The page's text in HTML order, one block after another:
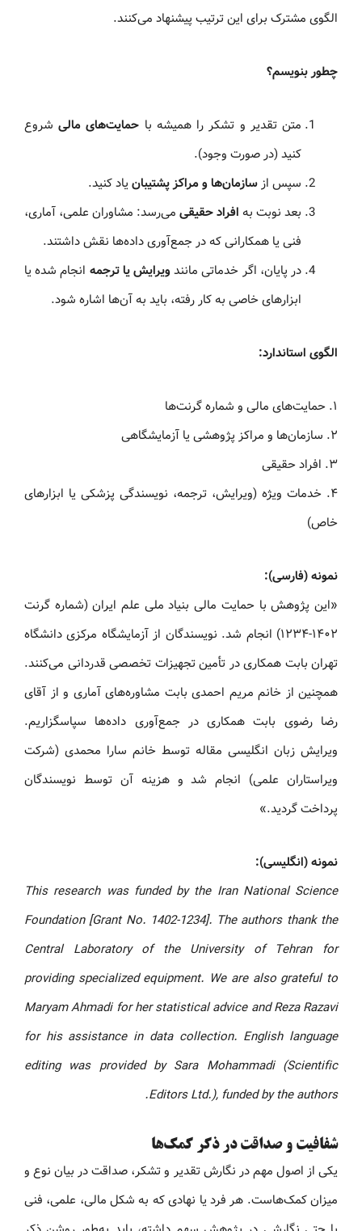
الگوی مشترک برای این ترتیب پیشنهاد می‌کنند.
چطور بنویسم؟
متن تقدیر و تشکر را همیشه با حمایت‌های مالیشروع
کنید (در صورت وجود).
سپس از سازمان‌ها و مراکز پشتیبان یاد کنید.
بعد نوبت به افراد حقیقی می‌رسد: مشاوران علمی، آماری،
فنی یا همکارانی که در جمع‌آوری داده‌ها نقش داشتند.
در پایان، اگر خدماتی مانندویرایش یا ترجمه انجام شده یا
ابزارهای خاصی به کار رفته، باید به آن‌ها اشاره شود.
الگوی استاندارد:
۱. حمایت‌های مالی و شماره گرنت‌ها
۲. سازمان‌ها و مراکز پژوهشی یا آزمایشگاهی
۳. افراد حقیقی
۴. خدمات ویژه (ویرایش، ترجمه، نویسندگی پزشکی یا ابزارهای
خاص)
نمونه (فارسی):
«این پژوهش با حمایت مالی بنیاد ملی علم ایران (شماره گرنت
۱۴۰۲-۱۲۳۴) انجام شد. نویسندگان از آزمایشگاه مرکزی دانشگاه
تهران بابت همکاری در تأمین تجهیزات تخصصی قدردانی می‌کنند.
همچنین از خانم مریم احمدی بابت مشاوره‌های آماری و از آقای
رضا رضوی بابت همکاری در جمع‌آوری داده‌ها سپاسگزاریم.
ویرایش زبان انگلیسی مقاله توسط خانم سارا محمدی (شرکت
ویراستاران علمی) انجام شد و هزینه آن توسط نویسندگان
پرداخت گردید.»
نمونه (انگلیسی):
This research was funded by the Iran National Science
Foundation [Grant No. 1402-1234]. The authors thank the
Central Laboratory of the University of Tehran for
providing specialized equipment. We are also grateful to
Maryam Ahmadi for her statistical advice and Reza Razavi
for his assistance in data collection. English language
editing was provided by Sara Mohammadi (Scientific
Editors Ltd.), funded by the authors.
شفافیت و صداقت در ذکر کمک‌ها
یکی از اصول مهم در نگارش تقدیر و تشکر، صداقت در بیان نوع و
میزان کمک‌هاست. هر فرد یا نهادی که به شکل مالی، علمی، فنی